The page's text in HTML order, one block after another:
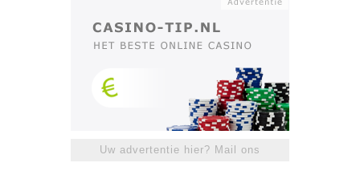
Uw advertentie hier? Mail ons